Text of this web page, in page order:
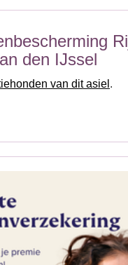
den IJssel
van dit asiel .